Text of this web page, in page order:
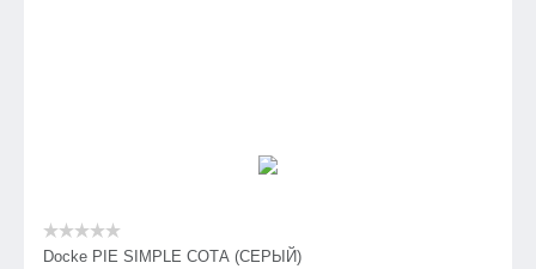
Docke PIE SIMPLE СОТА (СЕРЫЙ)